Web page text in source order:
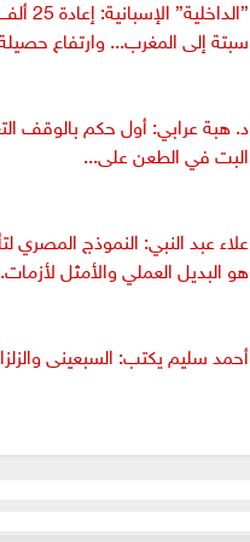
سبتة إلى المغرب... وارتفاع
د. هبة عرابي: أول حكم بالوقف
البت في الطعن على...
علاء عبد النبي: النموذج المصري
هو البديل العملي والأمثل
أحمد سليم يكتب: السبعينى